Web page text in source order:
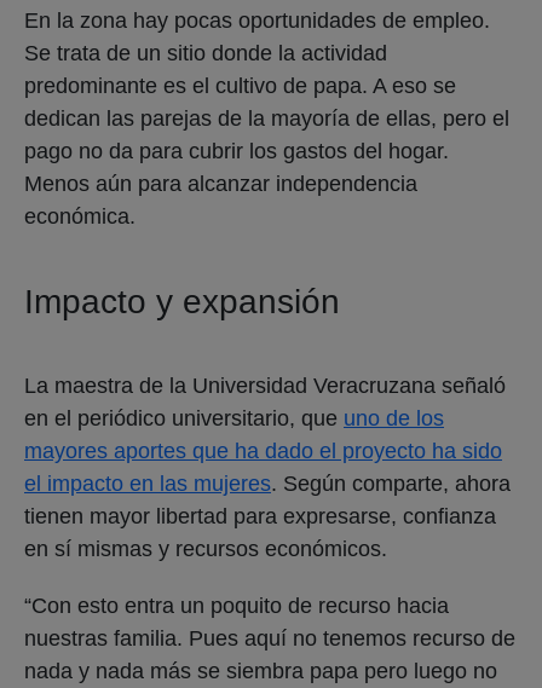
En la zona hay pocas oportunidades de empleo.
Se trata de un sitio donde la actividad
predominante es el cultivo de papa. A eso se
dedican las parejas de la mayoría de ellas, pero el
pago no da para cubrir los gastos del hogar.
Menos aún para alcanzar independencia
económica.
Impacto y expansión
La maestra de la Universidad Veracruzana señaló
en el periódico universitario, que uno de los
mayores aportes que ha dado el proyecto ha sido
el impacto en las mujeres. Según comparte, ahora
tienen mayor libertad para expresarse, confianza
en sí mismas y recursos económicos.
“Con esto entra un poquito de recurso hacia
nuestras familia. Pues aquí no tenemos recurso de
nada y nada más se siembra papa pero luego no